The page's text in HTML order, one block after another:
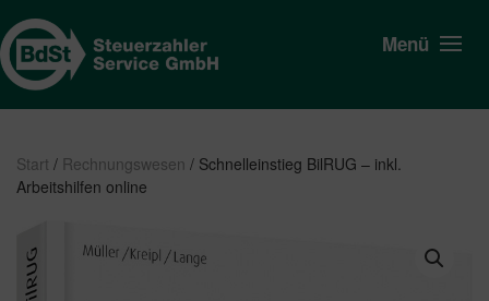
Menü
Start / Rechnungswesen / Schnelleinstieg BilRUG – inkl.
Arbeitshilfen online